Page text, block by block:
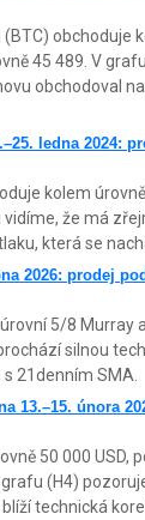
obchoduje
45 489. V
obchodoval
ledna 2024:
kolem
že má
která se
2026: prodej
5/8 Murray
silnou
21denním SMA.
13.–15. února
50 000 USD,
(H4)
technická